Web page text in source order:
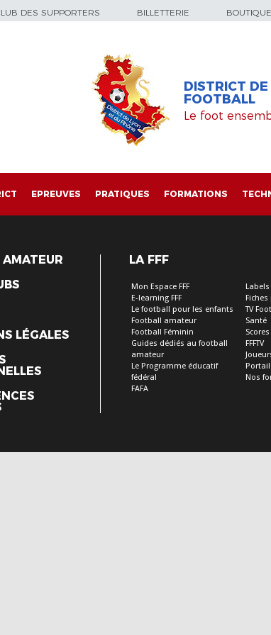
DES SUPPORTERS BILLETTERIE BOUTIQUE
DISTRICT
FOOTBALL
Le foot
EPREUVES PRATIQUES FORMATIONS
LÉGALES
LA FFF
Mon Espace FFF
E-learning FFF
Le football pour les enfants
Football amateur
Football Féminin
Guides dédiés au football
amateur
Le Programme éducatif
fédéral
FAFA
TV
Santé
FFFTV
Portail
Nos